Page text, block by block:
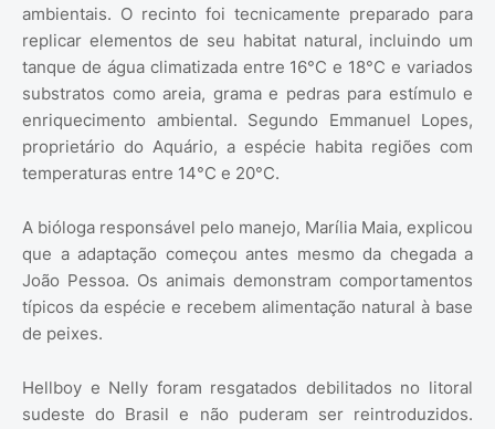
ambientais. O recinto foi tecnicamente preparado para
replicar elementos de seu habitat natural, incluindo um
tanque de água climatizada entre 16°C e 18°C e variados
substratos como areia, grama e pedras para estímulo e
enriquecimento ambiental. Segundo Emmanuel Lopes,
proprietário do Aquário, a espécie habita regiões com
temperaturas entre 14°C e 20°C.
A bióloga responsável pelo manejo, Marília Maia, explicou
que a adaptação começou antes mesmo da chegada a
João Pessoa. Os animais demonstram comportamentos
típicos da espécie e recebem alimentação natural à base
de peixes.
Hellboy e Nelly foram resgatados debilitados no litoral
sudeste do Brasil e não puderam ser reintroduzidos.